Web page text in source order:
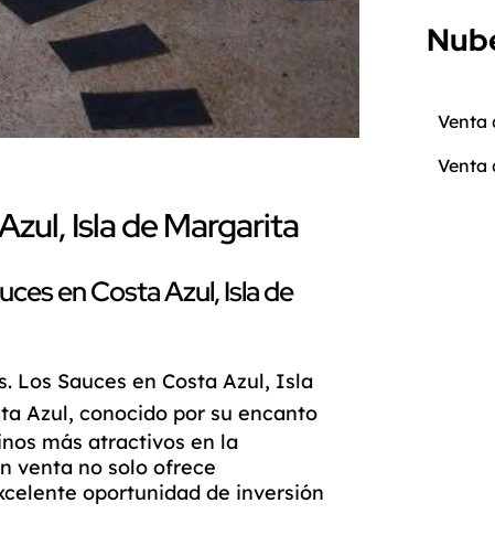
Isla de Margarita
en Costa Azul, Isla de
Los Sauces en Costa Azul, Isla
Azul, conocido por su encanto
más atractivos en la
venta no solo ofrece
oportunidad de inversión
Venta
Venta